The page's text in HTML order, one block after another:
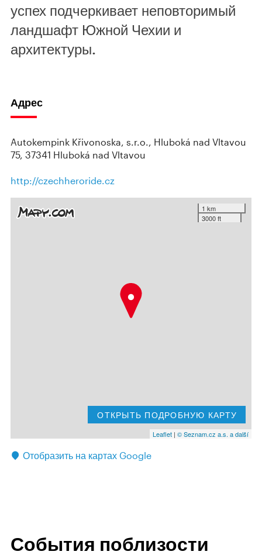
успех подчеркивает неповторимый
ландшафт Южной Чехии и
архитектуры.
Адрес
Autokempink Křivonoska, s.r.o., Hluboká nad Vltavou
75, 37341 Hluboká nad Vltavou
http://czechheroride.cz
1 km
3000 ft
ОТКРЫТЬ ПОДРОБНУЮ КАРТУ
Leaflet | © Seznam.cz a.s. a další
Отобразить на картах Google
События поблизости